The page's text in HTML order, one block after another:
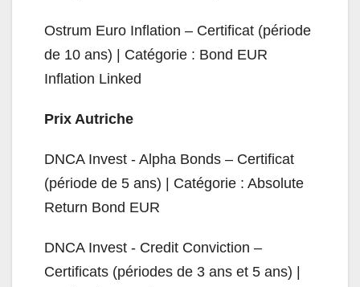
Ostrum Euro Inflation – Certificat (période
de 10 ans) | Catégorie : Bond EUR
Inflation Linked
Prix Autriche
DNCA Invest - Alpha Bonds – Certificat
(période de 5 ans) | Catégorie : Absolute
Return Bond EUR
DNCA Invest - Credit Conviction –
Certificats (périodes de 3 ans et 5 ans) |